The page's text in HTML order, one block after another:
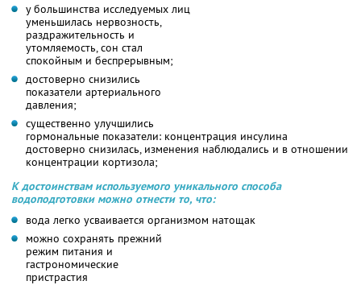
у большинства исследуемых лиц
уменьшилась нервозность,
раздражительность и
утомляемость, сон стал
спокойным и беспрерывным;
достоверно снизились
показатели артериального
давления;
существенно улучшились
гормональные показатели: концентрация инсулина
достоверно снизилась, изменения наблюдались и в отношении
концентрации кортизола;
К достоинствам используемого уникального способа
водоподготовки можно отнести то, что:
вода легко усваивается организмом натощак
можно сохранять прежний
режим питания и
гастрономические
пристрастия